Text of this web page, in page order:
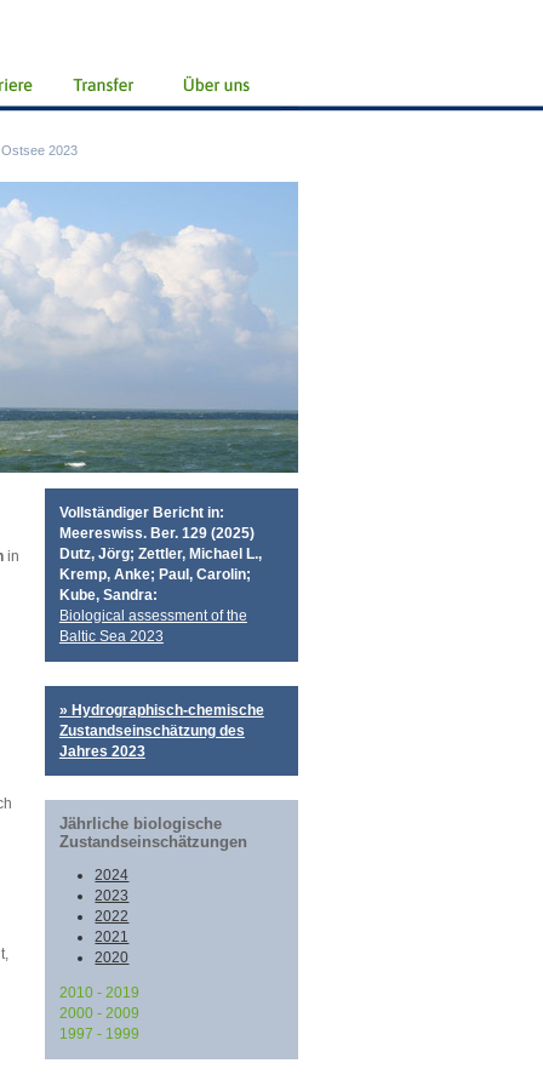
2023
in
Vollständiger Bericht in:
Meereswiss. Ber. 129 (2025)
Dutz, Jörg; Zettler, Michael L.,
Kremp, Anke; Paul, Carolin;
Kube, Sandra:
Biological assessment of the
Baltic Sea 2023
» Hydrographisch-chemische
Zustandseinschätzung des
Jahres 2023
Jährliche biologische
Zustandseinschätzungen
2024
2023
2022
2021
2020
2010 - 2019
2019
2000 - 2009
1997 - 1999